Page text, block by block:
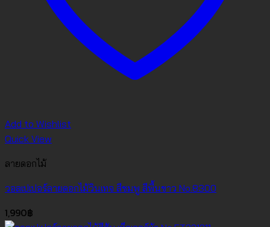
Add to Wishlist
Quick View
ลายดอกไม้
วอลเปเปอร์ลายดอกไม้วินเทจ สีชมพู สีพื้นขาว No.8300
1,990฿